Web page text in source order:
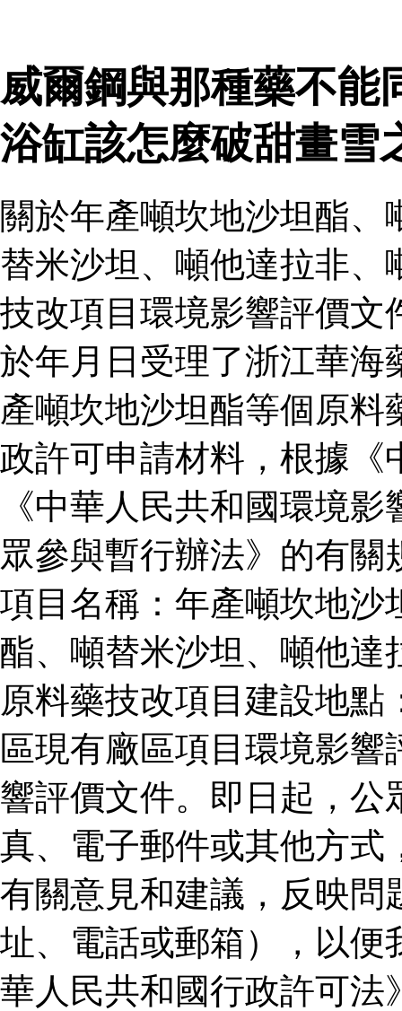
威爾鋼與那種藥不能
浴缸該怎麼破甜畫雪
關於年產噸坎地沙坦酯
替米沙坦、噸他達拉非
技改項目環境影響評價文
於年月日受理了浙江華海
產噸坎地沙坦酯等個原
政許可申請材料，根據《
《中華人民共和國環境
眾參與暫行辦法》的有
項目名稱：年產噸坎地沙
酯、噸替米沙坦、噸他達
原料藥技改項目建設地
區現有廠區項目環境影
響評價文件。即日起，公
真、電子郵件或其他方式
有關意見和建議，反映問
址、電話或郵箱），以便
華人民共和國行政許可法